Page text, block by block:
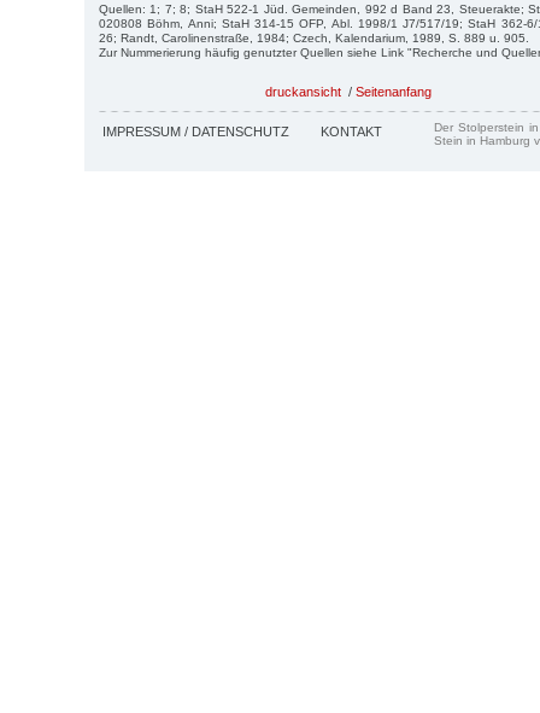
Quellen: 1; 7; 8; StaH 522-1 Jüd. Gemeinden, 992 d Band 23, Steuerakte;
020808 Böhm, Anni; StaH 314-15 OFP, Abl. 1998/1 J7/517/19; StaH 362-6/
26; Randt, Carolinenstraße, 1984; Czech, Kalendarium, 1989, S. 889 u. 905.
Zur Nummerierung häufig genutzter Quellen siehe Link "Recherche und
druckansicht / Seitenanfang
IMPRESSUM / DATENSCHUTZ KONTAKT
Der Stolperstein
Stein in Hamburg